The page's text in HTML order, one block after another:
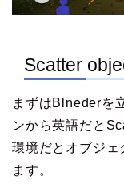
Scatter
まずはBlnederを
ンから英語だと
環境だとオブジェ
ます。